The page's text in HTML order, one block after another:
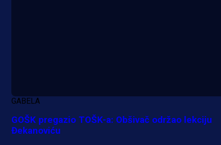
GABELA
GOŠK pregazio TOŠK-a: Obšivač održao lekciju
Đekanoviću